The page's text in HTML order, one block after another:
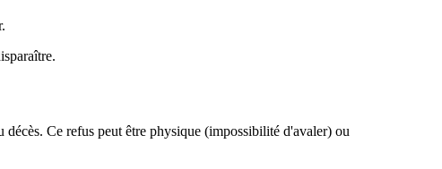
décès. Ce refus peut être physique (impossibilité d'avaler) ou